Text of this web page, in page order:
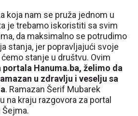
koja nam se pruža jednom u
je trebamo iskoristiti sa svim
da maksimalno se potrudimo
stanja, jer popravljajući svoje
stanje u društvu. Ovim
Hanuma.ba, želimo da
u zdravlju i veselju sa
. Ramazan Šerif Mubarek
na kraju razgovora za portal
Šejma.